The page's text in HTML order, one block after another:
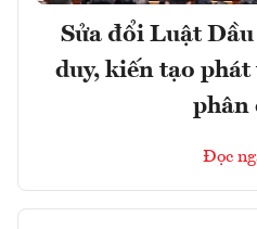
Sửa đổi Luật
duy, kiến tạo
phân
Đọc